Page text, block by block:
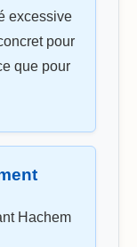
excessive
pour
que pour
Hachem